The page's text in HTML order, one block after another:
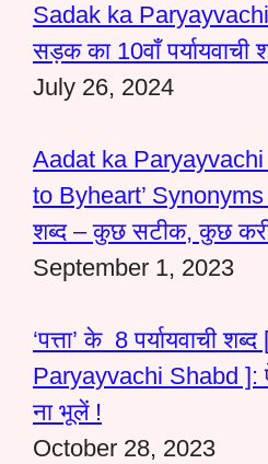
Sadak ka
सड़क का 10वाँ
July 26, 2024
Aadat ka Paryayvachi
to Byheart’ Synonyms
शब्द – कुछ सटीक, कुछ
September 1, 2023
‘पत्ता’ के 8 पर्यायवाची
Paryayvachi Shabd ]:
ना भूलें !
October 28, 2023